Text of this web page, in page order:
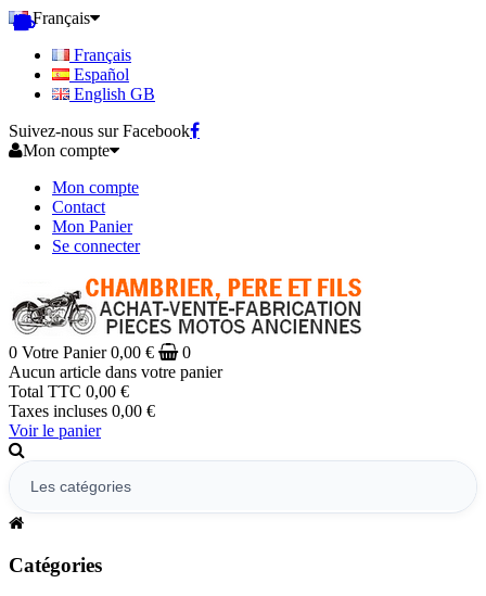
Français
Français
Español
English GB
Suivez-nous sur Facebook
Mon compte
Mon compte
Contact
Mon Panier
Se connecter
0 Votre Panier 0,00 €
0
Aucun article dans votre panier
Total TTC 0,00 €
Taxes incluses 0,00 €
Voir le panier
Catégories